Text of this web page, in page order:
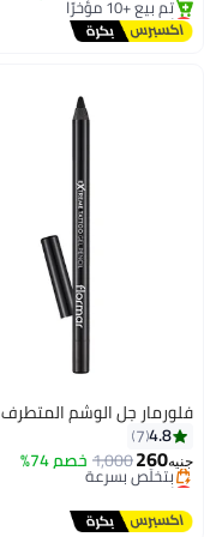
أقل سعر في السنة
توصيل مجاني
تم بيع +10 مؤخرًا
فلورمار جل الوشم المتطرف Pcl-06
4.8
7
جنيه260
1,000خصم 74%
أقل سعر في السنة
توصيل مجاني
بتخلّص بسرعة